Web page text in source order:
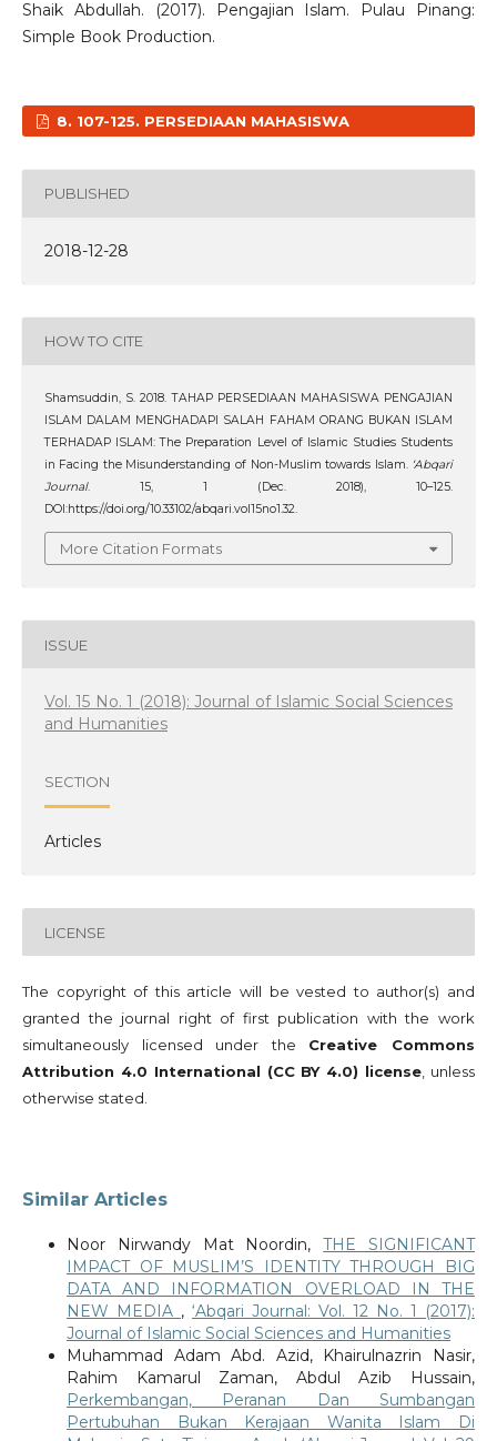
Shaik Abdullah. (2017). Pengajian Islam. Pulau Pinang:
Simple Book Production.
8. 107-125. PERSEDIAAN MAHASISWA
PUBLISHED
2018-12-28
HOW TO CITE
Shamsuddin, S. 2018. TAHAP PERSEDIAAN MAHASISWA PENGAJIAN
ISLAM DALAM MENGHADAPI SALAH FAHAM ORANG BUKAN ISLAM
TERHADAP ISLAM: The Preparation Level of Islamic Studies Students
in Facing the Misunderstanding of Non-Muslim towards Islam. ‘Abqari
Journal. 15, 1 (Dec. 2018), 10–125.
DOI:https://doi.org/10.33102/abqari.vol15no1.32.
More Citation Formats
ISSUE
Vol. 15 No. 1 (2018): Journal of Islamic Social Sciences
and Humanities
SECTION
Articles
LICENSE
The copyright of this article will be vested to author(s) and
granted the journal right of first publication with the work
simultaneously licensed under the Creative Commons
Attribution 4.0 International (CC BY 4.0) license, unless
otherwise stated.
Similar Articles
Noor Nirwandy Mat Noordin,THE SIGNIFICANT
IMPACT OF MUSLIM’S IDENTITY THROUGH BIG
DATA AND INFORMATION OVERLOAD IN THE
NEW MEDIA , ‘Abqari Journal: Vol. 12 No. 1 (2017):
Journal of Islamic Social Sciences and Humanities
Muhammad Adam Abd. Azid, Khairulnazrin Nasir,
Rahim Kamarul Zaman, Abdul Azib Hussain,
Perkembangan, Peranan Dan Sumbangan
Pertubuhan Bukan Kerajaan Wanita Islam Di